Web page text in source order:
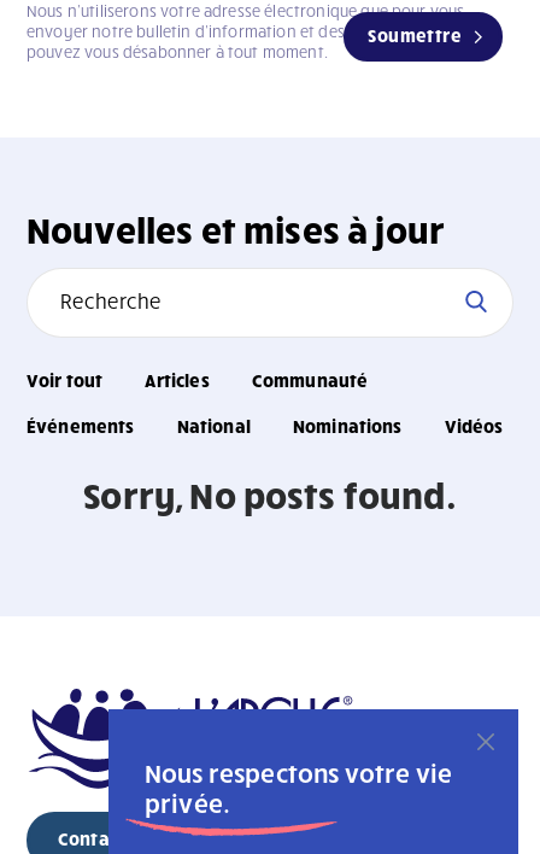
Nous respectons votre vie
privée.
Soumettre
Nous n’utiliserons votre adresse électronique que pour vous
envoyer notre bulletin d’information et des mises à jour. Vous
pouvez vous désabonner à tout moment.
Nouvelles et mises à jour
Voir tout Articles Communauté
Événements National Nominations Vidéos
Sorry, No posts found.
Contacter